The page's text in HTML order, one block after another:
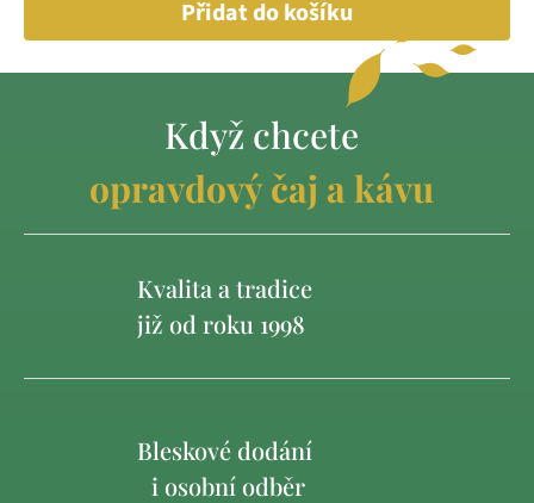
Přidat do košíku
Když chcete
opravdový čaj a kávu
Kvalita a tradice
již od roku 1998
Bleskové dodání
i osobní odběr